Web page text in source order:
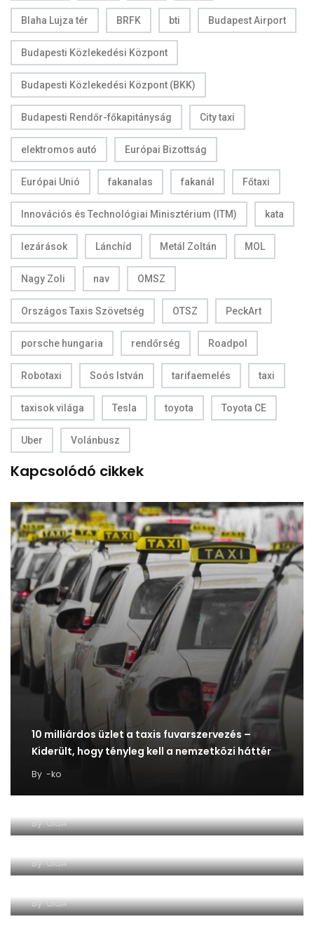
Blaha Lujza tér BRFK bti Budapest Airport
Budapesti Közlekedési Központ
Budapesti Közlekedési Központ (BKK)
Budapesti Rendőr-főkapitányság City taxi
elektromos autó Európai Bizottság
Európai Unió fakanalas fakanál Főtaxi
Innovációs és Technológiai Minisztérium (ITM) kata
lezárások Lánchíd Metál Zoltán MOL
Nagy Zoli nav OMSZ
Országos Taxis Szövetség OTSZ PeckArt
porsche hungaria rendőrség Roadpol
Robotaxi Soós István tarifaemelés taxi
taxisok világa Tesla toyota Toyota CE
Uber Volánbusz
Kapcsolódó cikkek
10 milliárdos üzlet a taxis fuvarszervezés –
Kiderült, hogy tényleg kell a nemzetközi háttér
By -ko
ByOldA
ByOldA
ByOldA